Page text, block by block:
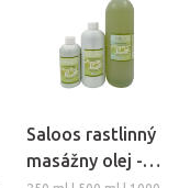
Saloos rastlinný
masážny olej -